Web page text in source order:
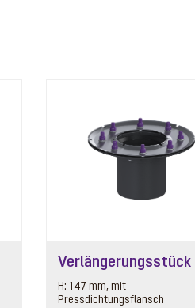
Designrost Kessel, V2A,
Preisgruppe
10
In den Warenkorb
Verlängerungsstück
H: 147 mm, mit
Pressdichtungsflansch